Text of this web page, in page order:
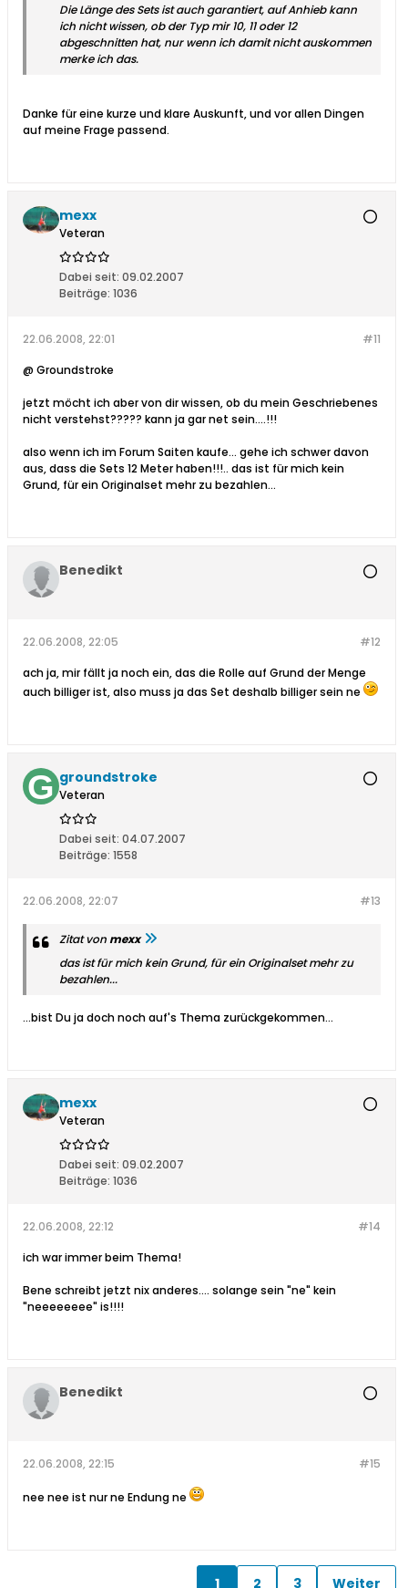
Die Länge des Sets ist auch garantiert, auf Anhieb kann
ich nicht wissen, ob der Typ mir 10, 11 oder 12
abgeschnitten hat, nur wenn ich damit nicht auskommen
merke ich das.
Danke für eine kurze und klare Auskunft, und vor allen Dingen
auf meine Frage passend.
mexx
Veteran
Dabei seit: 09.02.2007
Beiträge: 1036
#11
22.06.2008, 22:01
@ Groundstroke
jetzt möcht ich aber von dir wissen, ob du mein Geschriebenes
nicht verstehst????? kann ja gar net sein....!!!
also wenn ich im Forum Saiten kaufe... gehe ich schwer davon
aus, dass die Sets 12 Meter haben!!!.. das ist für mich kein
Grund, für ein Originalset mehr zu bezahlen...
Benedikt
#12
22.06.2008, 22:05
ach ja, mir fällt ja noch ein, das die Rolle auf Grund der Menge
auch billiger ist, also muss ja das Set deshalb billiger sein ne
groundstroke
Veteran
Dabei seit: 04.07.2007
Beiträge: 1558
#13
22.06.2008, 22:07
Zitat vonmexx
das ist für mich kein Grund, für ein Originalset mehr zu
bezahlen...
...bist Du ja doch noch auf's Thema zurückgekommen...
mexx
Veteran
Dabei seit: 09.02.2007
Beiträge: 1036
#14
22.06.2008, 22:12
ich war immer beim Thema!
Bene schreibt jetzt nix anderes.... solange sein "ne" kein
"neeeeeeee" is!!!!
Benedikt
#15
22.06.2008, 22:15
nee nee ist nur ne Endung ne
1 2 3 Weiter